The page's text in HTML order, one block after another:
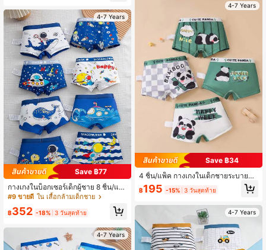
ดู
4-7 Years
Save ฿77
กางเกงในบ็อกเซอร์เด็กผู้ชาย 8 ชิ้น/แพ็
ค นุ่มสบาย ระบายอากาศได้ดี ลายการ์
อวกาศ สำหรับเด็ก
#9 ขายดี ใน เสื้อกล้ามเด็กชาย
฿352 -18% 3 วันสุดท้าย
4-7 Years
4-7 Years
Save ฿34
4 ชิ้น/แพ็ค กางเกงในเด็กชายระบายอา
กาศได้อย่างสบาย พิมพ์ลายหมีแพนด้า
ของขวัญสำหรับเด็กผู้ชาย
฿195 -15% 3 วันสุดท้าย
4-7 Years